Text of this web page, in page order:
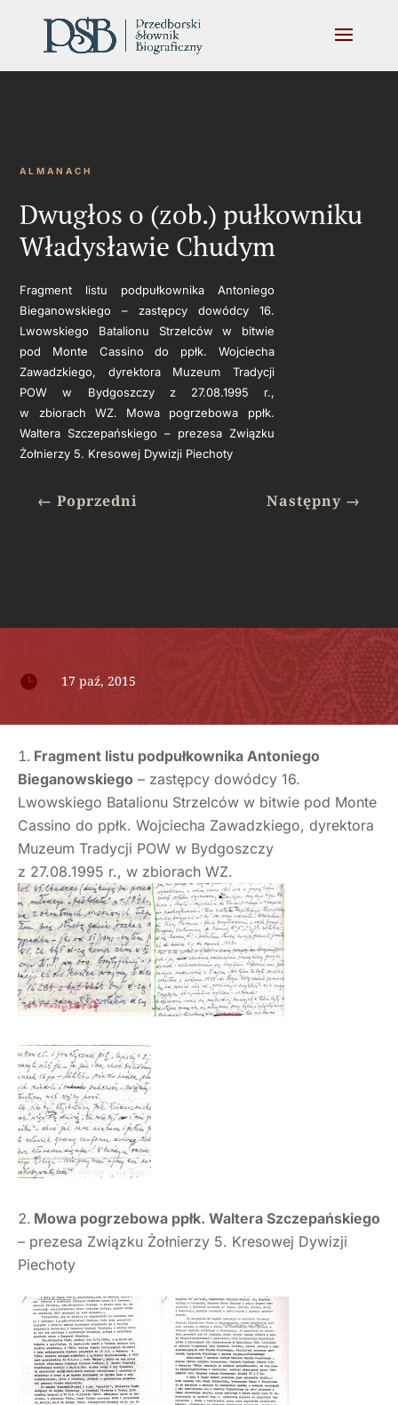
ALMANACH
Dwugłos o (zob.) pułkowniku
Władysławie Chudym
Fragment listu podpułkownika Antoniego
Bieganowskiego – zastępcy dowódcy 16.
Lwowskiego Batalionu Strzelców w bitwie
pod Monte Cassino do ppłk. Wojciecha
Zawadzkiego, dyrektora Muzeum Tradycji
POW w Bydgoszczy z 27.08.1995 r.,
w zbiorach WZ. Mowa pogrzebowa ppłk.
Waltera Szczepańskiego – prezesa Związku
Żołnierzy 5. Kresowej Dywizji Piechoty
←Poprzedni Następny→
 17 paź, 2015
Fragment listu podpułkownika Antoniego
Bieganowskiego – zastępcy dowódcy 16.
Lwowskiego Batalionu Strzelców w bitwie pod Monte
Cassino do ppłk. Wojciecha Zawadzkiego, dyrektora
Muzeum Tradycji POW w Bydgoszczy
z 27.08.1995 r., w zbiorach WZ.
Mowa pogrzebowa ppłk. Waltera Szczepańskiego
– prezesa Związku Żołnierzy 5. Kresowej Dywizji
Piechoty